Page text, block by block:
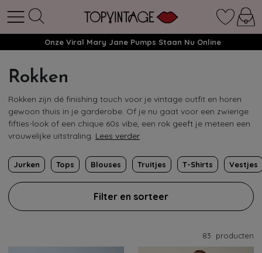
Onze Viral Mary Jane Pumps Staan Nu Online
Rokken
Rokken zijn dé finishing touch voor je vintage outfit en horen
gewoon thuis in je garderobe. Of je nu gaat voor een zwierige
fifties-look of een chique 60s vibe, een rok geeft je meteen een
vrouwelijke uitstraling. Lees verder
Jurken Tops Blouses Truitjes T-Shirts Vestjes
Filter en sorteer
83 producten